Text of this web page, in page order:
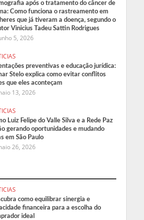
após o tratamento do câncer de
Como funciona o rastreamento em
que já tiveram a doença, segundo o
Vinicius Tadeu Sattin Rodrigues
5, 2026
preventivas e educação jurídica:
Stelo explica como evitar conflitos
que eles aconteçam
13, 2026
Luiz Felipe do Valle Silva e a Rede Paz
gerando oportunidades e mudando
em São Paulo
26, 2026
como equilibrar sinergia e
financeira para a escolha do
ideal